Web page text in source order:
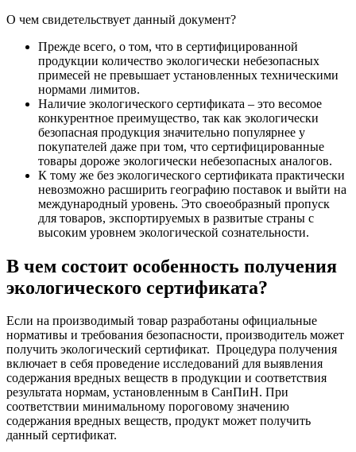
О чем свидетельствует данный документ?
Прежде всего, о том, что в сертифицированной
продукции количество экологически небезопасных
примесей не превышает установленных техническими
нормами лимитов.
Наличие экологического сертификата – это весомое
конкурентное преимущество, так как экологически
безопасная продукция значительно популярнее у
покупателей даже при том, что сертифицированные
товары дороже экологически небезопасных аналогов.
К тому же без экологического сертификата практически
невозможно расширить географию поставок и выйти на
международный уровень. Это своеобразный пропуск
для товаров, экспортируемых в развитые страны с
высоким уровнем экологической сознательности.
В чем состоит особенность получения
экологического сертификата?
Если на производимый товар разработаны официальные
нормативы и требования безопасности, производитель может
получить экологический сертификат. Процедура получения
включает в себя проведение исследований для выявления
содержания вредных веществ в продукции и соответствия
результата нормам, установленным в СанПиН. При
соответствии минимальному пороговому значению
содержания вредных веществ, продукт может получить
данный сертификат.